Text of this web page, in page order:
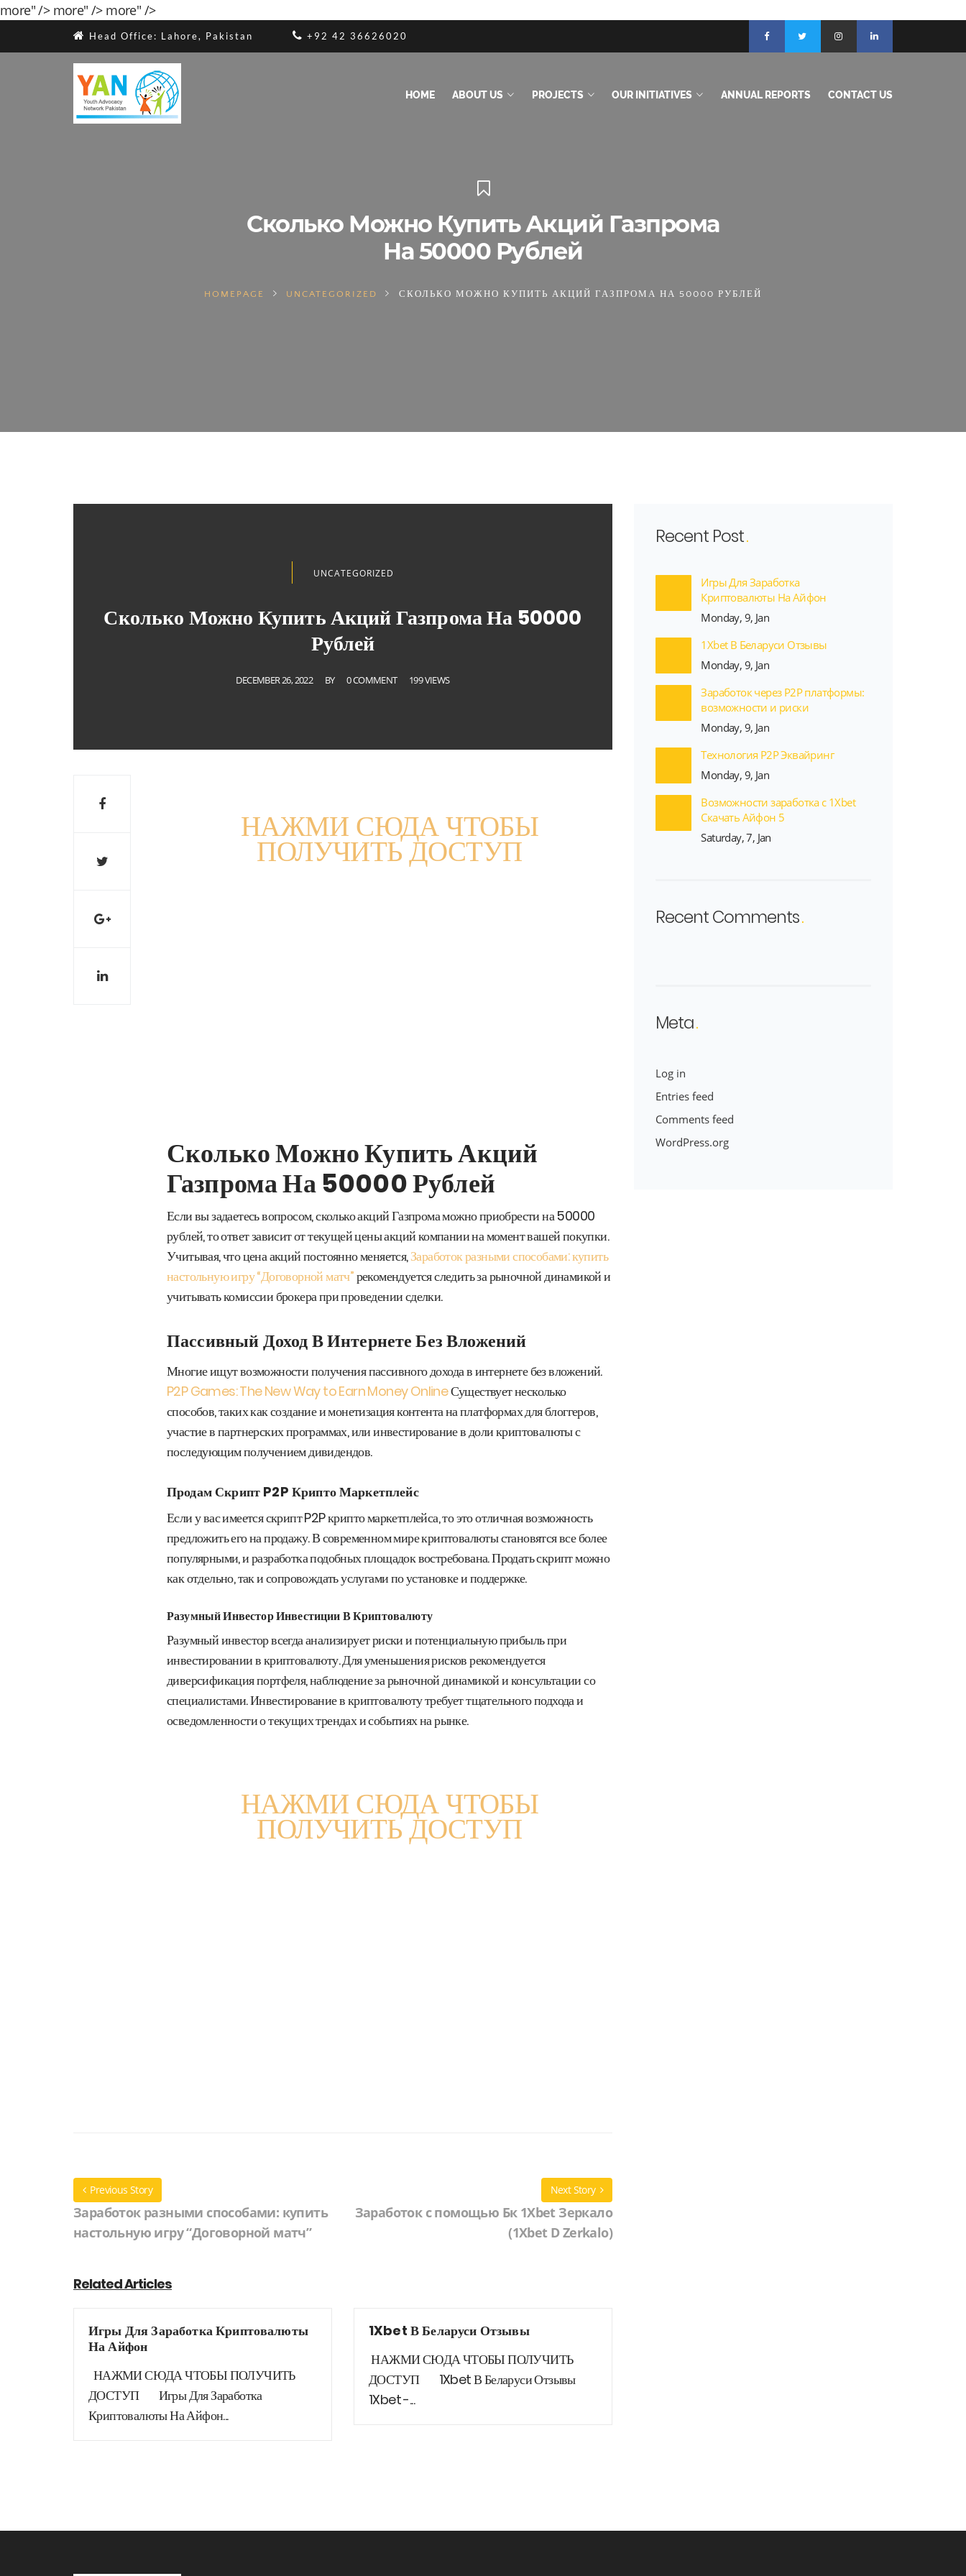
more" /> more" /> more" />
Head Office: Lahore, Pakistan +92 42 36626020
HOME ABOUT US PROJECTS OUR INITIATIVES ANNUAL REPORTS CONTACT US
Сколько Можно Купить Акций Газпрома
На 50000 Рублей
HOMEPAGE UNCATEGORIZED СКОЛЬКО МОЖНО КУПИТЬ АКЦИЙ ГАЗПРОМА НА 50000 РУБЛЕЙ
UNCATEGORIZED
Сколько Можно Купить Акций Газпрома На 50000
Рублей
DECEMBER 26, 2022 BY 0 COMMENT 199 VIEWS
НАЖМИ СЮДА ЧТОБЫ
ПОЛУЧИТЬ ДОСТУП
Сколько Можно Купить Акций
Газпрома На 50000 Рублей
Если вы задаетесь вопросом, сколько акций Газпрома можно приобрести на 50000
рублей, то ответ зависит от текущей цены акций компании на момент вашей покупки.
Учитывая, что цена акций постоянно меняется,Заработок разными способами: купить
настольную игру “Договорной матч”рекомендуется следить за рыночной динамикой и
учитывать комиссии брокера при проведении сделки.
Пассивный Доход В Интернете Без Вложений
Многие ищут возможности получения пассивного дохода в интернете без вложений.
P2P Games: The New Way to Earn Money OnlineСуществует несколько
способов, таких как создание и монетизация контента на платформах для блоггеров,
участие в партнерских программах, или инвестирование в доли криптовалюты с
последующим получением дивидендов.
Продам Скрипт P2P Крипто Маркетплейс
Если у вас имеется скрипт P2P крипто маркетплейса, то это отличная возможность
предложить его на продажу. В современном мире криптовалюты становятся все более
популярными, и разработка подобных площадок востребована. Продать скрипт можно
как отдельно, так и сопровождать услугами по установке и поддержке.
Разумный Инвестор Инвестиции В Криптовалюту
Разумный инвестор всегда анализирует риски и потенциальную прибыль при
инвестировании в криптовалюту. Для уменьшения рисков рекомендуется
диверсификация портфеля, наблюдение за рыночной динамикой и консультации со
специалистами. Инвестирование в криптовалюту требует тщательного подхода и
осведомленности о текущих трендах и событиях на рынке.
НАЖМИ СЮДА ЧТОБЫ
ПОЛУЧИТЬ ДОСТУП
Previous Story
Заработок разными способами: купить
настольную игру “Договорной матч”
Next Story
Заработок с помощью Бк 1Xbet Зеркало
(1Xbet D Zerkalo)
Related Articles
Игры Для Заработка Криптовалюты
На Айфон
НАЖМИ СЮДА ЧТОБЫ ПОЛУЧИТЬ
ДОСТУП Игры Для Заработка
Криптовалюты На Айфон...
1Xbet В Беларуси Отзывы
НАЖМИ СЮДА ЧТОБЫ ПОЛУЧИТЬ
ДОСТУП 1Xbet В Беларуси Отзывы
1Xbet -...
Recent Post
Игры Для Заработка
Криптовалюты На Айфон
Monday, 9, Jan
1Xbet В Беларуси Отзывы
Monday, 9, Jan
Заработок через P2P платформы:
возможности и риски
Monday, 9, Jan
Технология P2P Эквайринг
Monday, 9, Jan
Возможности заработка с 1Xbet
Скачать Айфон 5
Saturday, 7, Jan
Recent Comments
Meta
Log in
Entries feed
Comments feed
WordPress.org